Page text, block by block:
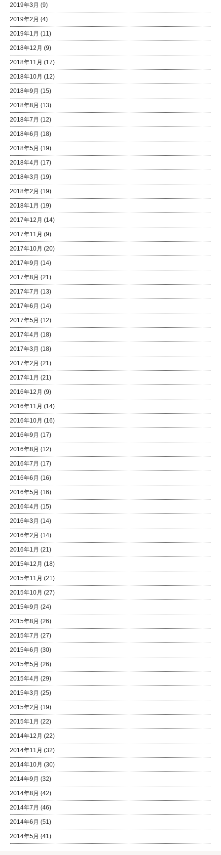
2019年3月 (9)
2019年2月 (4)
2019年1月 (11)
2018年12月 (9)
2018年11月 (17)
2018年10月 (12)
2018年9月 (15)
2018年8月 (13)
2018年7月 (12)
2018年6月 (18)
2018年5月 (19)
2018年4月 (17)
2018年3月 (19)
2018年2月 (19)
2018年1月 (19)
2017年12月 (14)
2017年11月 (9)
2017年10月 (20)
2017年9月 (14)
2017年8月 (21)
2017年7月 (13)
2017年6月 (14)
2017年5月 (12)
2017年4月 (18)
2017年3月 (18)
2017年2月 (21)
2017年1月 (21)
2016年12月 (9)
2016年11月 (14)
2016年10月 (16)
2016年9月 (17)
2016年8月 (12)
2016年7月 (17)
2016年6月 (16)
2016年5月 (16)
2016年4月 (15)
2016年3月 (14)
2016年2月 (14)
2016年1月 (21)
2015年12月 (18)
2015年11月 (21)
2015年10月 (27)
2015年9月 (24)
2015年8月 (26)
2015年7月 (27)
2015年6月 (30)
2015年5月 (26)
2015年4月 (29)
2015年3月 (25)
2015年2月 (19)
2015年1月 (22)
2014年12月 (22)
2014年11月 (32)
2014年10月 (30)
2014年9月 (32)
2014年8月 (42)
2014年7月 (46)
2014年6月 (51)
2014年5月 (41)